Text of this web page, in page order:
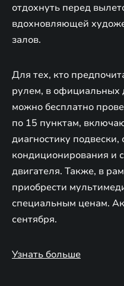
отдохнуть перед
вдохновляющей
залов.
Для тех, кто
рулем, в официальных
можно бесплатно
по 15 пунктам,
диагностику подвески,
кондиционирования и
двигателя. Также, в
приобрести
специальным ценам.
сентября.
Узнать больше